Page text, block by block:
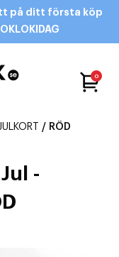
på ditt första köp
0
/ RÖD
-